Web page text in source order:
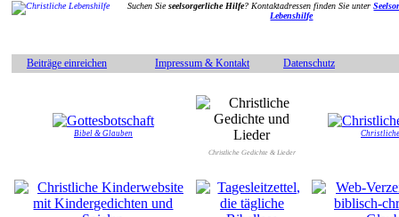
Suchen Sieseelsorgerliche Hilfe? Kontaktadressen finden Sie unter
Lebenshilfe
Beiträge einreichen Impressum & Kontakt Datenschutz
Bibel & Glauben
Christliche Gedichte & Lieder